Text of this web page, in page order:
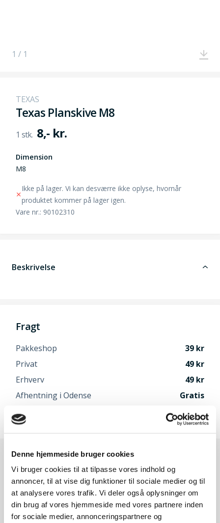
Denne hjemmeside bruger cookies
Vi bruger cookies til at tilpasse vores indhold og
annoncer, til at vise dig funktioner til sociale medier og til
at analysere vores trafik. Vi deler også oplysninger om
din brug af vores hjemmeside med vores partnere inden
for sociale medier, annonceringspartnere og
1 / 1
TEXAS
Texas Planskive M8
8,- kr.
Dimension
M8
Ikke på lager. Vi kan desværre ikke oplyse, hvornår
produktet kommer på lager igen.
Vare nr.: 90102310
Beskrivelse
Fragt
Pakkeshop
39
Privat
49
Erhverv
49
Afhentning i Odense
Gratis
Speditør vælges når du går til betaling